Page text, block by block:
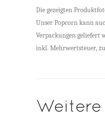
Die gezeigten
Unser Popcorn kann
Verpackungen geliefert
inkl. Mehrwertsteuer,